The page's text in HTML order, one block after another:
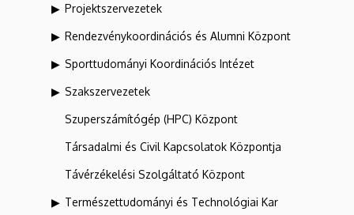
Projektszervezetek
Rendezvénykoordinációs és Alumni Központ
Sporttudományi Koordinációs Intézet
Szakszervezetek
Szuperszámítógép (HPC) Központ
Társadalmi és Civil Kapcsolatok Központja
Távérzékelési Szolgáltató Központ
Természettudományi és Technológiai Kar